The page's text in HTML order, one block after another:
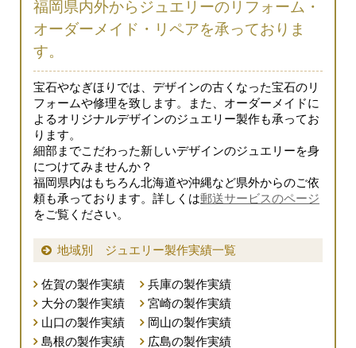
福岡県内外からジュエリーのリフォーム・
オーダーメイド・リペアを承っておりま
す。
宝石やなぎほりでは、デザインの古くなった宝石のリ
フォームや修理を致します。また、オーダーメイドに
よるオリジナルデザインのジュエリー製作も承ってお
ります。
細部までこだわった新しいデザインのジュエリーを身
につけてみませんか？
福岡県内はもちろん北海道や沖縄など県外からのご依
頼も承っております。詳しくは郵送サービスのページ
をご覧ください。
地域別 ジュエリー製作実績一覧
佐賀の製作実績
兵庫の製作実績
大分の製作実績
宮崎の製作実績
山口の製作実績
岡山の製作実績
島根の製作実績
広島の製作実績